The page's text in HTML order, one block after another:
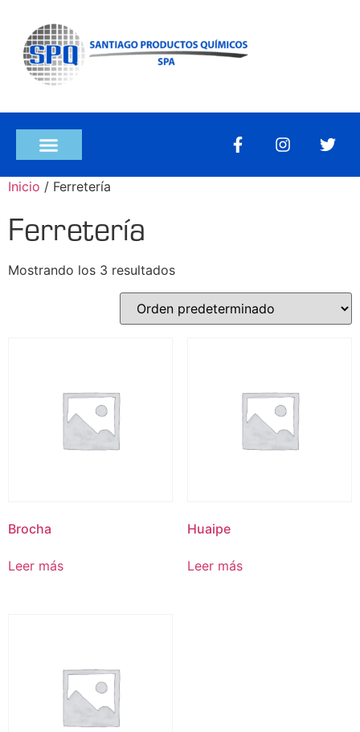
Inicio / Ferretería
Ferretería
Mostrando los 3 resultados
Brocha
Leer más
Huaipe
Leer más